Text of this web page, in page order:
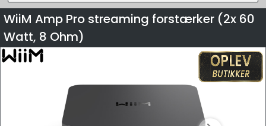
WiiM Amp Pro streaming forstærker (2x 60
Watt, 8 Ohm)